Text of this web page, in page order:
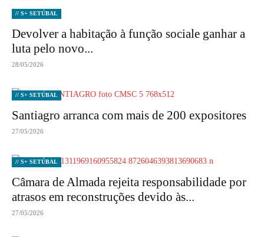
// S+ SETÚBAL
Devolver a habitação à função sociale ganhar a
luta pelo novo...
28/05/2026
// S+ SETÚBAL
Santiagro arranca com mais de 200 expositores
27/05/2026
// S+ SETÚBAL
Câmara de Almada rejeita responsabilidade por
atrasos em reconstruções devido às...
27/05/2026